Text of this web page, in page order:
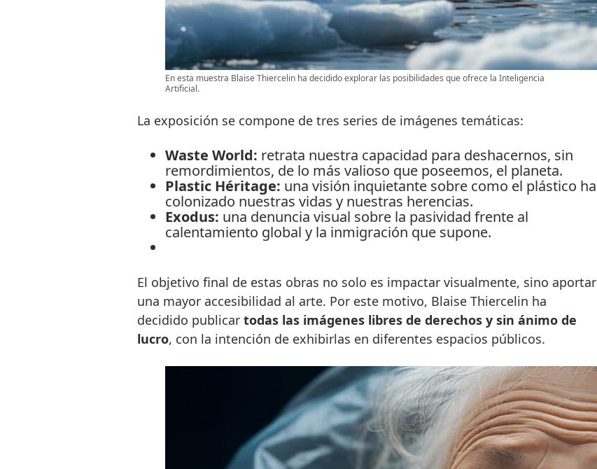
En esta muestra Blaise Thiercelin ha decidido explorar las posibilidades que ofrece la Inteligencia
Artificial.
La exposición se compone de tres series de imágenes temáticas:
Waste World: retrata nuestra capacidad para deshacernos, sin
remordimientos, de lo más valioso que poseemos, el planeta.
Plastic Héritage: una visión inquietante sobre como el plástico ha
colonizado nuestras vidas y nuestras herencias.
Exodus: una denuncia visual sobre la pasividad frente al
calentamiento global y la inmigración que supone.
El objetivo final de estas obras no solo es impactar visualmente, sino aportar
una mayor accesibilidad al arte. Por este motivo, Blaise Thiercelin ha
decidido publicar todas las imágenes libres de derechos y sin ánimo de
lucro, con la intención de exhibirlas en diferentes espacios públicos.